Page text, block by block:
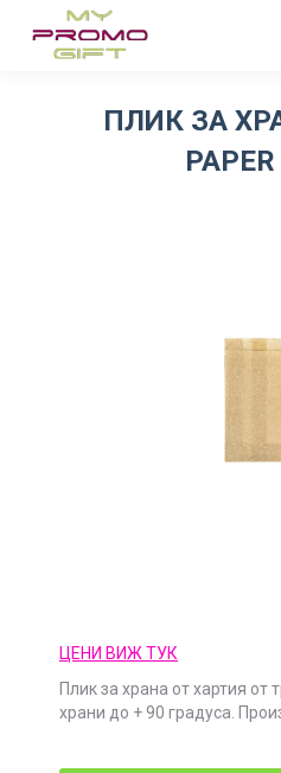
ПЛИК ЗА
ЦЕНИ ВИЖ ТУК
Плик за храна от хартия от
храни до + 90 градуса.